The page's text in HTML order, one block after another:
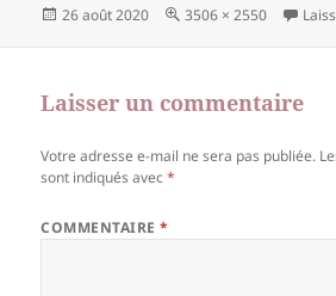
Publié
26 août 2020
Taille
3506 × 2550
Laisser un commentaire
Votre adresse e-mail ne sera pas publiée.
sont indiqués avec*
COMMENTAIRE*